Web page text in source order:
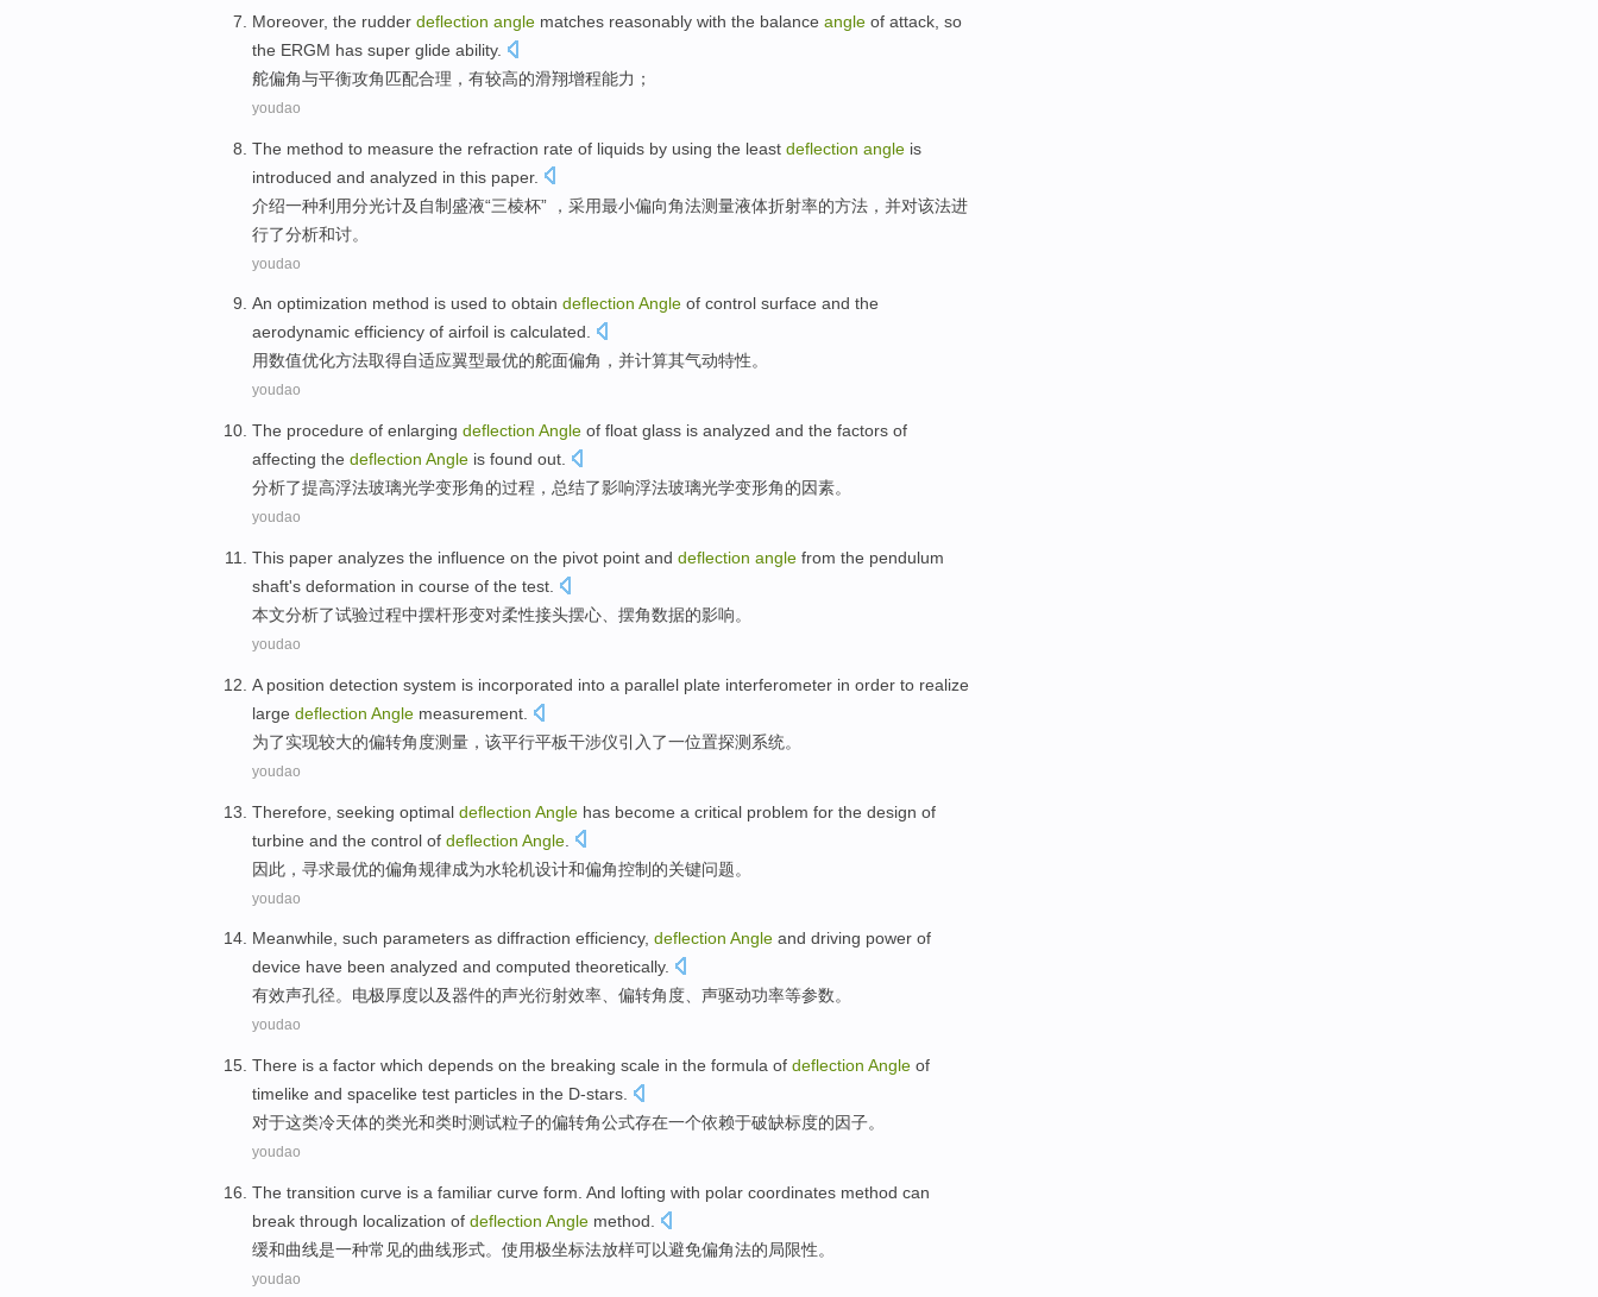
Moreover, the rudder deflection angle matches reasonably with the balance angle of attack , so
the ERGM has super glide ability.
舵偏角与平衡攻角 匹配合理 ，有较高的滑翔增程能力 ；
youdao
The method to measure the refraction rate of liquids by using the least deflection angle is
introduced and analyzed in this paper.
介绍一种利用分光计及自制盛液“三棱杯” ，采用最小偏向角法测量液体折射率的方法，并对该法进
行了分析和讨。
youdao
An optimization method is used to obtain deflection Angle of control surface and the
aerodynamic efficiency of airfoil is calculated.
用数值优化方法取得自适应翼型最优的舵面偏角 ，并计算其气动特性。
youdao
The procedure of enlarging deflection Angle of float glass is analyzed and the factors of
affecting the deflection Angle is found out.
分析了提高浮法玻璃光学变形角的过程 ，总结了影响浮法玻璃光学变形角的因素。
youdao
This paper analyzes the influence on the pivot point and deflection angle from the pendulum
shaft's deformation in course of the test
本文分析了试验过程中摆杆形变对柔性接头摆心、 摆角数据的影响。
youdao
A position detection system is incorporated into a parallel plate interferometer in order to realize
large deflection Angle measurement
为了实现较大的偏转角度测量 ， 该平行平板干涉仪引入 了一位置探测 系统。
youdao
Therefore seeking optimal deflection Angle has become a critical problem for the design of
turbine and the control of deflection Angle
因此 ， 寻求最优的偏角规律成为水轮机设计和偏角控制的关键问题。
youdao
Meanwhile, such parameters as diffraction efficiency, deflection Angle and driving power of
device have been analyzed and computed theoretically.
有效声孔径。电极厚度以及器件的声光衍射效率、 偏转角度、声驱动功率等参数。
youdao
There is a factor which depends on the breaking scale in the formula of deflection Angle of
timelike and spacelike test particles in the D-stars.
对于这类冷天体的类光和类时测试粒子的偏转角公式存在一个依赖于破缺标度的因子。
youdao
The transition curve is a familiar curve form . And lofting with polar coordinates method can
break through localization of deflection Angle method
缓和曲线是一种常见的曲线形式。使用极坐标法放样可以避免偏角法的局限性。
youdao